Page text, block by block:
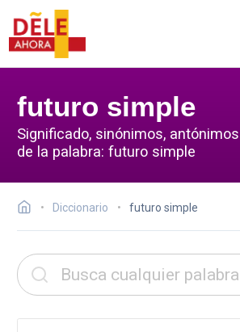
futuro simple
Significado, sinónimos,
de la palabra: futuro simple
Diccionario futuro simple